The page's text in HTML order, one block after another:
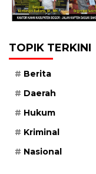
TOPIK TERKINI
Berita
Daerah
Hukum
Kriminal
Nasional